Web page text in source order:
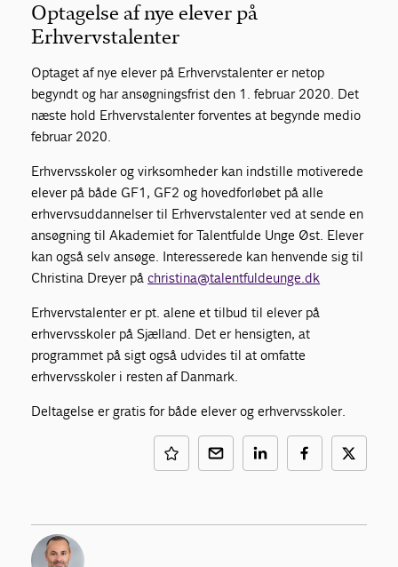
Optagelse af nye elever på
Erhvervstalenter
Optaget af nye elever på Erhvervstalenter er netop
begyndt og har ansøgningsfrist den 1. februar 2020. Det
næste hold Erhvervstalenter forventes at begynde medio
februar 2020.
Erhvervsskoler og virksomheder kan indstille motiverede
elever på både GF1, GF2 og hovedforløbet på alle
erhvervsuddannelser til Erhvervstalenter ved at sende en
ansøgning til Akademiet for Talentfulde Unge Øst. Elever
kan også selv ansøge. Interesserede kan henvende sig til
Christina Dreyer påchristina@talentfuldeunge.dk
Erhvervstalenter er pt. alene et tilbud til elever på
erhvervsskoler på Sjælland. Det er hensigten, at
programmet på sigt også udvides til at omfatte
erhvervsskoler i resten af Danmark.
Deltagelse er gratis for både elever og erhvervsskoler.